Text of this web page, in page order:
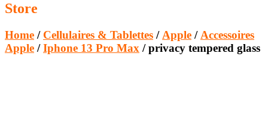
Store
Home / Cellulaires & Tablettes / Apple / Accessoires
Apple /Iphone 13 Pro Max / privacy tempered glass